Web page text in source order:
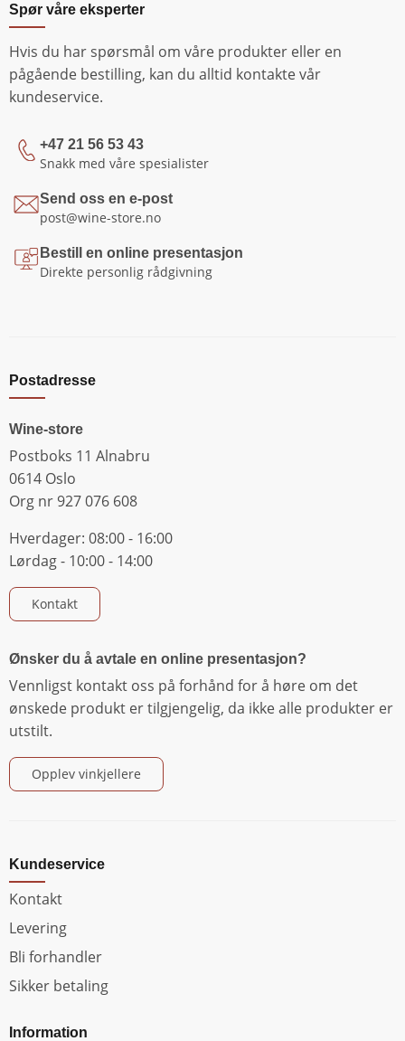
Spør våre eksperter
Hvis du har spørsmål om våre produkter eller en
pågående bestilling, kan du alltid kontakte vår
kundeservice.
+47 21 56 53 43
Snakk med våre spesialister
Send oss en e-post
post@wine-store.no
Bestill en online presentasjon
Direkte personlig rådgivning
Postadresse
Wine-store
Postboks 11 Alnabru
0614 Oslo
Org nr 927 076 608
Hverdager: 08:00 - 16:00
Lørdag - 10:00 - 14:00
Kontakt
Ønsker du å avtale en online presentasjon?
Vennligst kontakt oss på forhånd for å høre om det
ønskede produkt er tilgjengelig, da ikke alle produkter er
utstilt.
Opplev vinkjellere
Kundeservice
Kontakt
Levering
Bli forhandler
Sikker betaling
Information